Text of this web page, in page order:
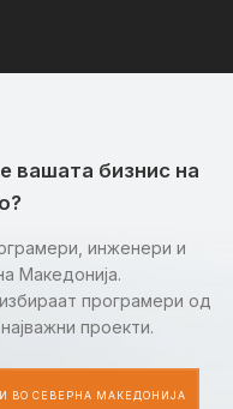
вашата бизнис на
инженери и
Македонија.
програмери од
проекти.
ВО СЕВЕРНА МАКЕДОНИЈА